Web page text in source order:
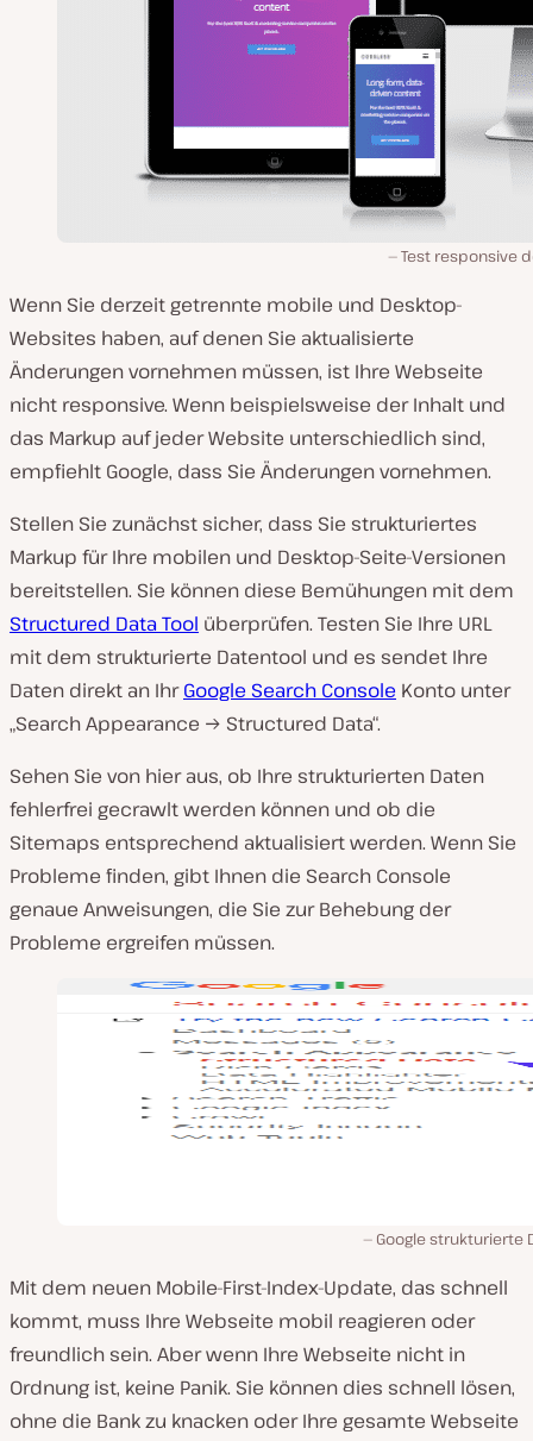
Test responsive
Wenn Sie derzeit getrennte mobile und Desktop-
Websites haben, auf denen Sie aktualisierte
Änderungen vornehmen müssen, ist Ihre Webseite
nicht responsive. Wenn beispielsweise der Inhalt und
das Markup auf jeder Website unterschiedlich sind,
empfiehlt Google, dass Sie Änderungen vornehmen.
Stellen Sie zunächst sicher, dass Sie strukturiertes
Markup für Ihre mobilen und Desktop-Seite-Versionen
bereitstellen. Sie können diese Bemühungen mit dem
Structured Data Tool überprüfen. Testen Sie Ihre URL
mit dem strukturierte Datentool und es sendet Ihre
Daten direkt an IhrGoogle Search Console Konto unter
„Search Appearance → Structured Data“.
Sehen Sie von hier aus, ob Ihre strukturierten Daten
fehlerfrei gecrawlt werden können und ob die
Sitemaps entsprechend aktualisiert werden. Wenn Sie
Probleme finden, gibt Ihnen die Search Console
genaue Anweisungen, die Sie zur Behebung der
Probleme ergreifen müssen.
Google strukturierte
Mit dem neuen Mobile-First-Index-Update, das schnell
kommt, muss Ihre Webseite mobil reagieren oder
freundlich sein. Aber wenn Ihre Webseite nicht in
Ordnung ist, keine Panik. Sie können dies schnell lösen,
ohne die Bank zu knacken oder Ihre gesamte Webseite